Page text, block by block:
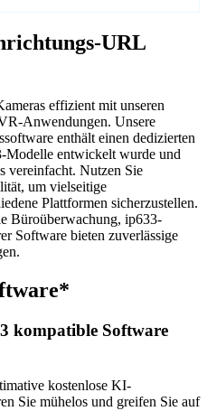
URL
effizient mit unseren
Anwendungen. Unsere
enthält einen dedizierten
Modelle entwickelt wurde und
vereinfacht. Nutzen Sie
um vielseitige
Plattformen sicherzustellen.
Büroüberwachung, ip633-
Software bieten zuverlässige
kompatible Software
kostenlose KI-
Sie mühelos und greifen Sie auf